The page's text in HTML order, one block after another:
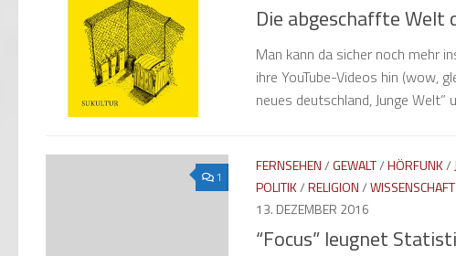
Die abgeschaffte Welt
Man kann da sicher noch mehr
ihre YouTube-Videos hin (wow,
neues deutschland, Junge Welt”
1
FERNSEHEN/GEWALT/HÖRFUNK/
POLITIK/RELIGION/
13. DEZEMBER 2016
“Focus” leugnet